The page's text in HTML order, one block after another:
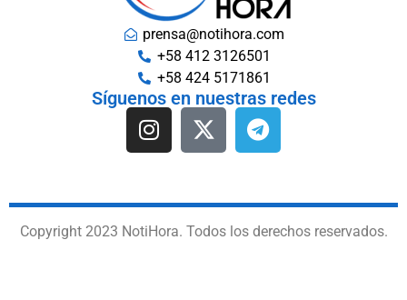
prensa@notihora.com
+58 412 3126501
+58 424 5171861
Síguenos en nuestras redes
Copyright 2023 NotiHora. Todos los derechos reservados.